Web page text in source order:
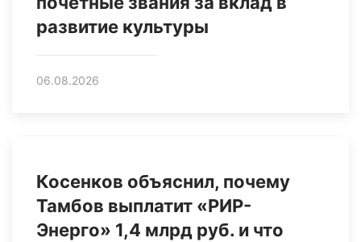
развитие культуры
06.08.2026
Косенков объяснил, почему
Тамбов выплатит «РИР-
Энерго» 1,4 млрд руб. и что